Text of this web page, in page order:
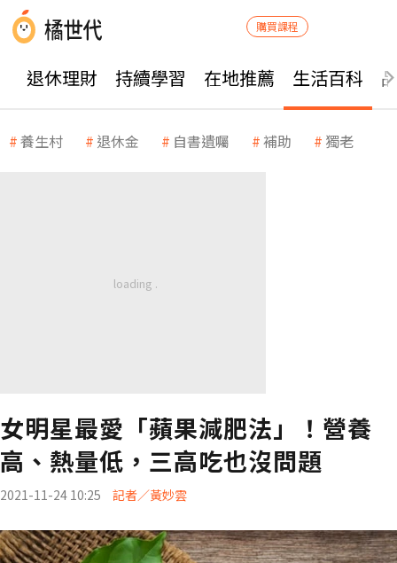
購買課程
退休理財 持續學習 在地推薦 生活百科
養生村 退休金 自書遺囑 補助 獨老
女明星最愛「蘋果減肥法」！營養
高、熱量低，三高吃也沒問題
2021-11-24 10:25 記者／黃妙雲